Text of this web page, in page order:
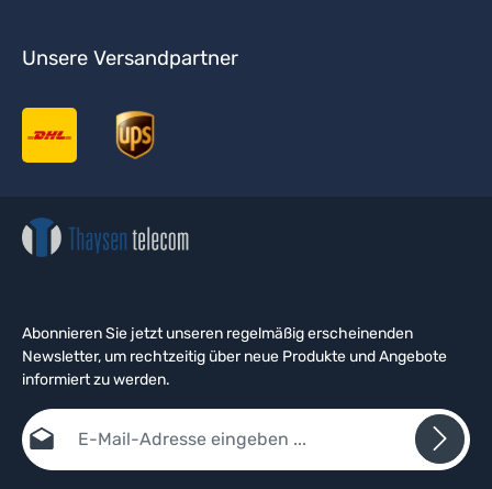
Unsere Versandpartner
Abonnieren Sie jetzt unseren regelmäßig erscheinenden
Newsletter, um rechtzeitig über neue Produkte und Angebote
informiert zu werden.
E-Mail-Adresse*